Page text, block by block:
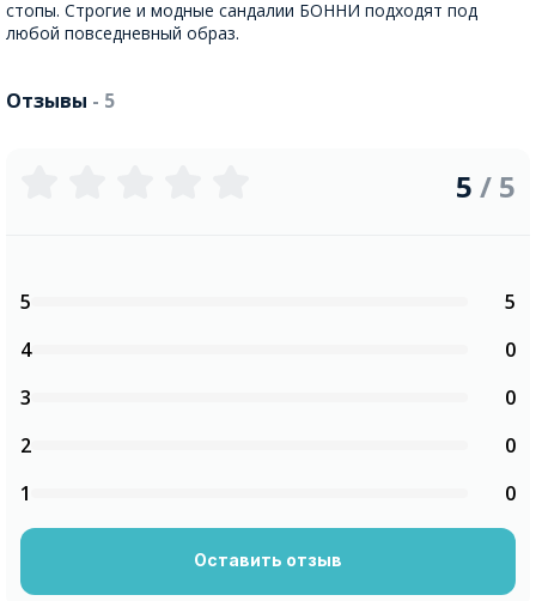
стопы. Строгие и модные сандалии БОННИ подходят под
любой повседневный образ.
Отзывы - 5
5 / 5
5
5
4
0
3
0
2
0
1
0
Оставить отзыв